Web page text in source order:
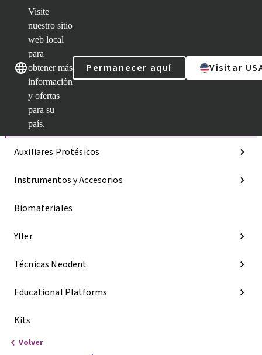
Visite
nuestro sitio
web local
para
obtener más
información
y ofertas
para su
país.
Permanecer aquí Visitar
Categorías
Líneas de implantes
Auxiliares Protésicos
Instrumentos y Accesorios
Biomateriales
Yller
Técnicas Neodent
Educational Platforms
Kits
Volver